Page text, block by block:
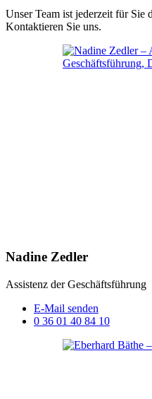
Unser Team ist jederzeit für Sie
Kontaktieren Sie uns.
Nadine Zedler
Assistenz der Geschäftsführung
E-Mail senden
0 36 01 40 84 10